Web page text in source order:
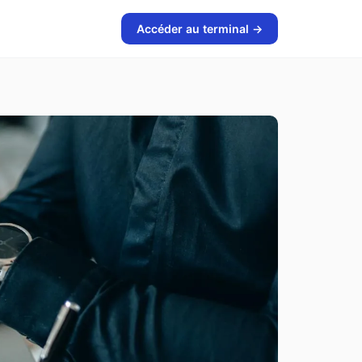
Accéder au terminal →